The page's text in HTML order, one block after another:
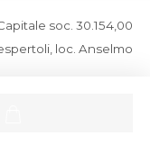
soc. 30.154,00
loc. Anselmo
227733 - PEC: